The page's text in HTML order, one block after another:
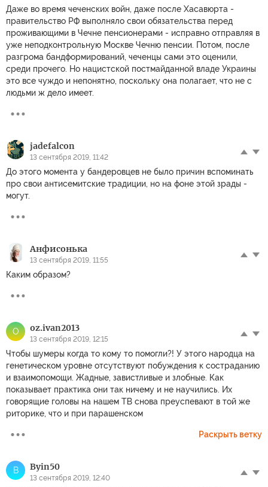
Даже во время чеченских войн, даже после Хасавюрта -
правительство РФ выполняло свои обязательства перед
проживающими в Чечне пенсионерами - исправно отправляя в
уже неподконтрольную Москве Чечню пенсии. Потом, после
разгрома бандформирований, чеченцы сами это оценили,
среди прочего. Но нацистской постмайданной владе Украины
это все чуждо и непонятно, поскольку она полагает, что не с
людьми ж дело имеет.
jadefalcon
13 сентября 2019, 11:42
До этого момента у бандеровцев не было причин вспоминать
про свои антисемитские традиции, но на фоне этой зрады -
могут.
Анфисонька
13 сентября 2019, 11:55
Каким образом?
O oz.ivan2013
13 сентября 2019, 12:15
Чтобы шумеры когда то кому то помогли?! У этого народца на
генетическом уровне отсутствуют побуждения к состраданию
и взаимопомощи. Жадные, завистливые и злобные. Как
показывает практика они так ничему и не научились. Их
говорящие головы на нашем ТВ снова преуспевают в той же
риторике, что и при парашенском
Раскрыть ветку
B Byin50
13 сентября 2019, 12:40